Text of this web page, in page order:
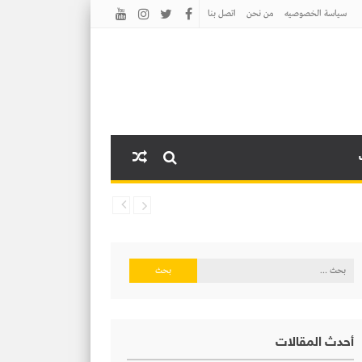
سياسة الخصوصيه من نحن اتصل بنا
البحث
أحدث المقالات